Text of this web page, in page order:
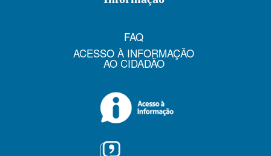
FAQ
ACESSO À INFORMAÇÃO
AO CIDADÃO